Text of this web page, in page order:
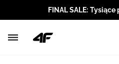
FINAL SALE: